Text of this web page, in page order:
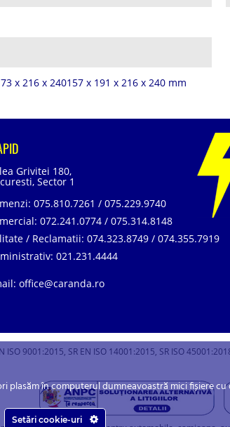
x 216 x 240157 x 191 x 216 x 240 mm
Grivitei 180,
Sector 1
075.810.7261 / 075.229.9740
072.241.0774 / 075.314.8148
/ Reclamatii: 074.323.8749 / 074.355.7919
021.231.4444
office@caranda.ro
ISO 9001:2015, SR EN ISO 14001:2015, SR ISO
plasăm în computerul dumneavoastră mici fișiere
Setări cookie-uri